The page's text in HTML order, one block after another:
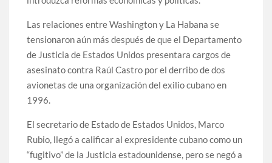
Las relaciones entre Washington y La Habana se
tensionaron aún más después de que el Departamento
de Justicia de Estados Unidos presentara cargos de
asesinato contra Raúl Castro por el derribo de dos
avionetas de una organización del exilio cubano en
1996.
El secretario de Estado de Estados Unidos, Marco
Rubio, llegó a calificar al expresidente cubano como un
“fugitivo” de la Justicia estadounidense, pero se negó a